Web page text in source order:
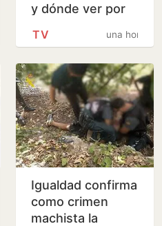
y dónde ver por
último amistoso
del…
una hora
TV
Igualdad confirma
como crimen
machista la